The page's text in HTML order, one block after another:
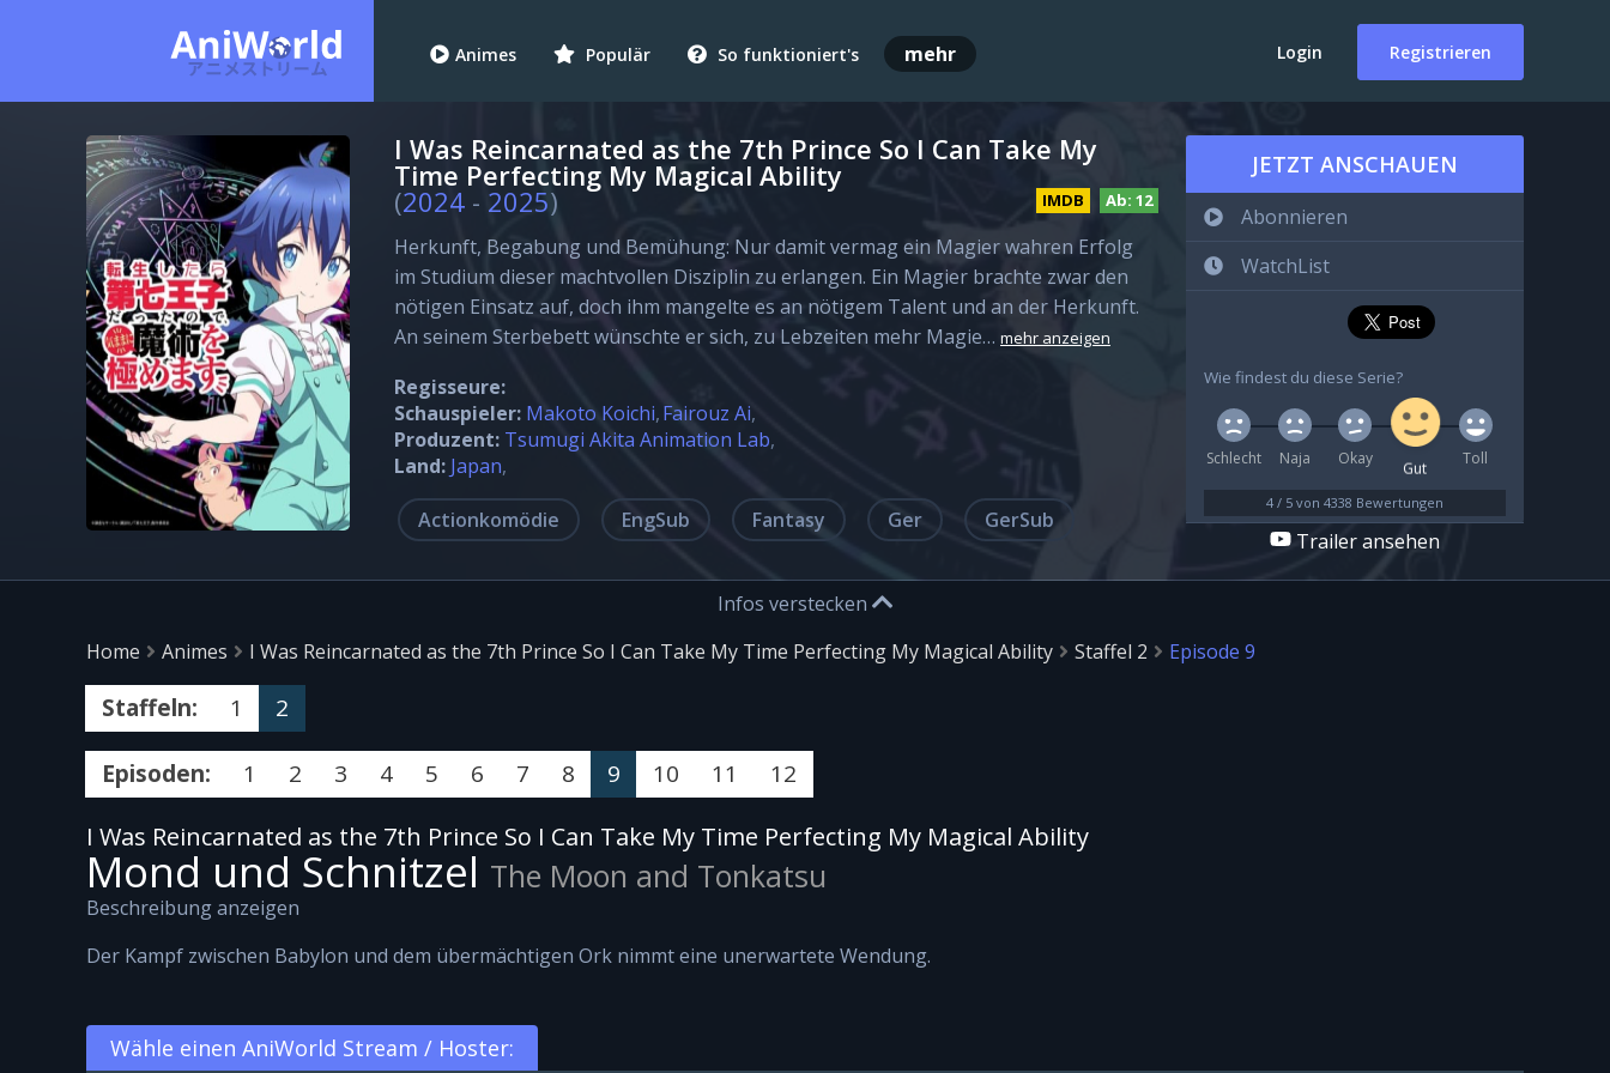
Animes Populär So funktioniert's mehr Login Registrieren
I Was Reincarnated as the 7th Prince So I Can Take My
Time Perfecting My Magical Ability
(2024 - 2025) Ab: 12
IMDB
Herkunft, Begabung und Bemühung: Nur damit vermag ein Magier wahren Erfolg
im Studium dieser machtvollen Disziplin zu erlangen. Ein Magier brachte zwar den
nötigen Einsatz auf, doch ihm mangelte es an nötigem Talent und an der Herkunft.
An seinem Sterbebett wünschte er sich, zu Lebzeiten mehr Magie… mehr anzeigen
Regisseure:
Schauspieler: Makoto Koichi Fairouz Ai
Produzent: Tsumugi Akita Animation Lab
Land: Japan
Actionkomödie EngSub Fantasy Ger GerSub
JETZT ANSCHAUEN
Abonnieren
WatchList
Wie findest du diese Serie?
Schlecht Naja Okay
Gut
Toll
4 / 5 von 4338 Bewertungen
Trailer ansehen
Infos verstecken
Home
Animes I Was Reincarnated as the 7th Prince So I Can Take My Time Perfecting My Magical Ability Staffel 2 Episode 9
Staffeln: 1 2
Episoden: 1 2 3 4 5 6 7 8 9 10 11 12
I Was Reincarnated as the 7th Prince So I Can Take My Time Perfecting My Magical Ability
Mond und Schnitzel The Moon and Tonkatsu
Beschreibung anzeigen
Der Kampf zwischen Babylon und dem übermächtigen Ork nimmt eine unerwartete Wendung.
Wähle einen AniWorld Stream / Hoster: